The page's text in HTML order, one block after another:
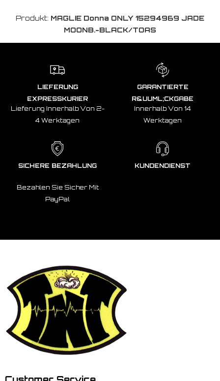
Produkt: MAGLIE Donna ONLY 15294969 JADE
MOONB.-BLACK/TOAS
LIEFERUNG
EXPRESSKURIER
Lieferung Innerhalb Von 2-
4 Werktagen
GARANTIERTE
R&UUML;CKGABE
Innerhalb Von 14
Werktagen
SICHERE BEZAHLUNG
Bezahlen Sie Sicher Mit
PayPal
KUNDENDIENST